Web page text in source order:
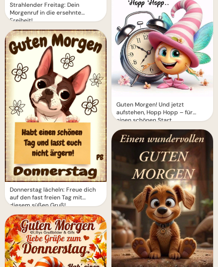
Strahlender Freitag: Dein
Morgenruf in die ersehnte
Freiheit!
Donnerstag lächeln: Freue dich
auf den fast freien Tag mit
diesem süßen Gruß!
Guten Morgen! Und jetzt
aufstehen, Hopp Hopp – für
einen schönen Start